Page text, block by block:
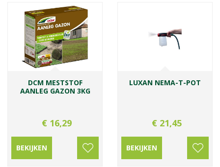
DCM MESTSTOF
AANLEG GAZON 3KG
€ 16,29
BEKIJKEN
LUXAN NEMA-T-POT
€ 21,45
BEKIJKEN